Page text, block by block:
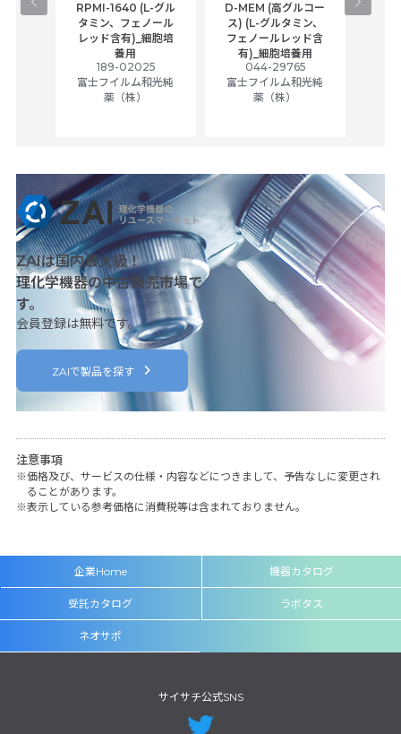
RPMI-1640 (L-グル
タミン、フェノール
レッド含有)_細胞培
養用
189-02025
富士フイルム和光純
薬（株）
D-MEM (高グルコー
ス) (L-グルタミン、
フェノールレッド含
有)_細胞培養用
044-29765
富士フイルム和光純
薬（株）
ZAIは国内最大級！
理化学機器の中古販売市場で
す。
会員登録は無料です。
ZAIで製品を探す
注意事項
価格及び、サービスの仕様・内容などにつきまして、予告なしに変更され
ることがあります。
表示している参考価格に消費税等は含まれておりません。
企業Home 機器カタログ
受託カタログ ラボタス
ネオサポ
サイサチ公式SNS